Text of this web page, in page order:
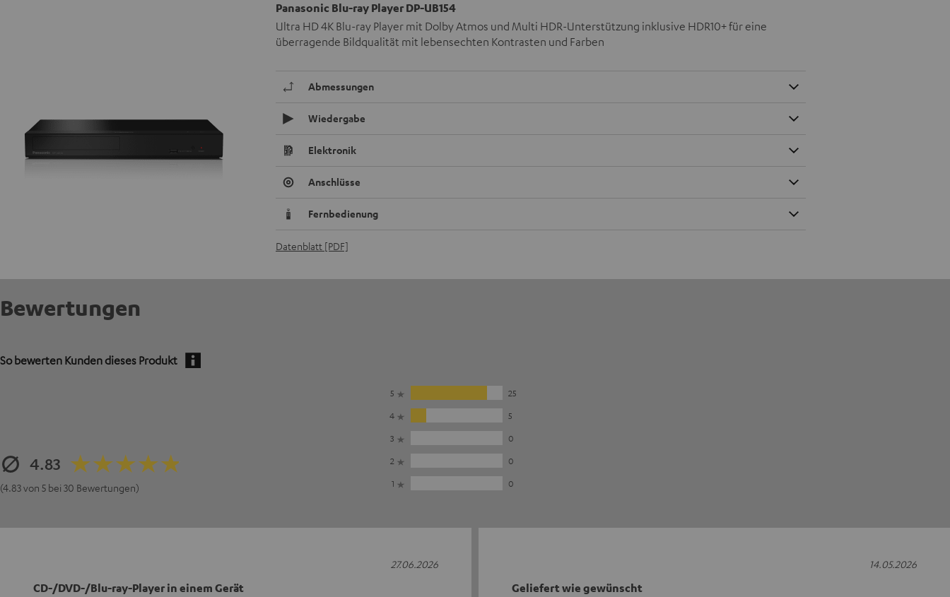
Panasonic Blu-ray Player DP-UB154
Ultra HD 4K Blu-ray Player mit Dolby Atmos und Multi HDR-Unterstützung inklusive HDR10+ für eine
überragende Bildqualität mit lebensechten Kontrasten und Farben
Abmessungen
Wiedergabe
Elektronik
Anschlüsse
Fernbedienung
Datenblatt [PDF]
Bewertungen
So bewerten Kunden dieses Produkt
4.83
(4.83 von 5 bei 30 Bewertungen)
5
25
4
5
3
0
2
0
1
0
CD-/DVD-/Blu-ray-Player in einem Gerät
27.06.2026
Geliefert wie gewünscht
14.05.2026